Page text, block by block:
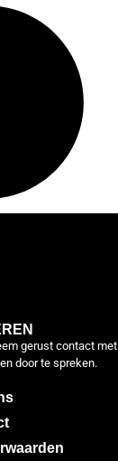
gerust contact met
door te spreken.